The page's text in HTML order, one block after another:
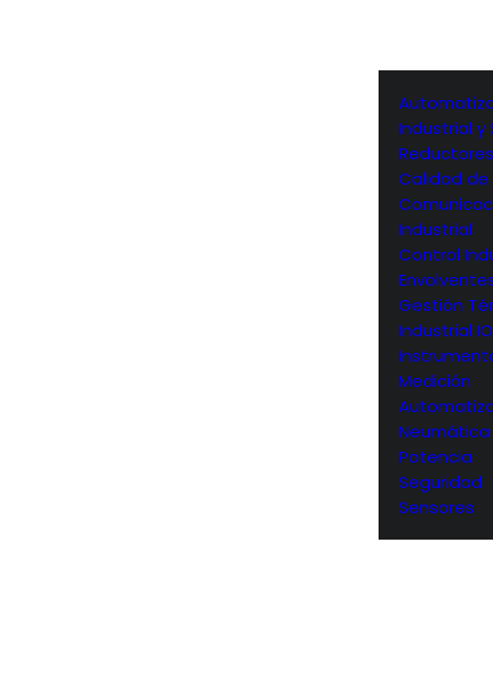
Industrial
Reductores
Calidad de
Industrial
Control
Gestión
Industrial
Medición
Neumática
Potencia
Seguridad
Sensores